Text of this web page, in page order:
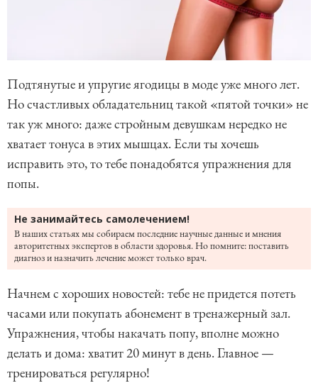
Подтянутые и упругие ягодицы в моде уже много лет.
Но счастливых обладательниц такой «пятой точки» не
так уж много: даже стройным девушкам нередко не
хватает тонуса в этих мышцах. Если ты хочешь
исправить это, то тебе понадобятся упражнения для
попы.
Не занимайтесь самолечением!
В наших статьях мы собираем последние научные данные и мнения
авторитетных экспертов в области здоровья. Но помните: поставить
диагноз и назначить лечение может только врач.
Начнем с хороших новостей: тебе не придется потеть
часами или покупать абонемент в тренажерный зал.
Упражнения, чтобы накачать попу, вполне можно
делать и дома: хватит 20 минут в день. Главное —
тренироваться регулярно!